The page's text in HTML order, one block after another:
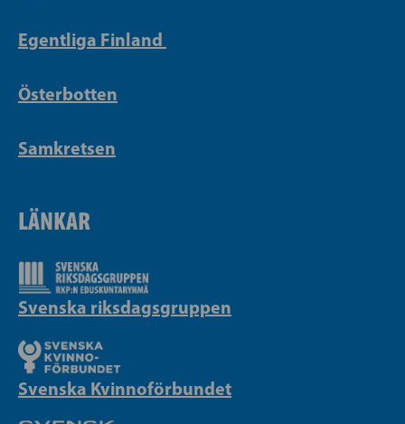
Egentliga Finland
Österbotten
Samkretsen
LÄNKAR
Svenska riksdagsgruppen
Svenska Kvinnoförbundet